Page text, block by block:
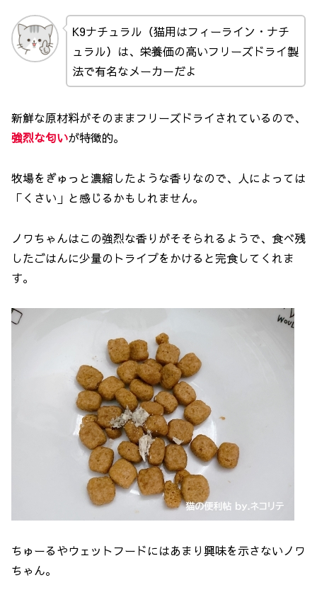
K9ナチュラル（猫用はフィーライン・ナチ
ュラル）は、栄養価の高いフリーズドライ製
法で有名なメーカーだよ
新鮮な原材料がそのままフリーズドライされているので、
強烈な匂いが特徴的。
牧場をぎゅっと濃縮したような香りなので、人によっては
「くさい」と感じるかもしれません。
ノワちゃんはこの強烈な香りがそそられるようで、食べ残
したごはんに少量のトライプをかけると完食してくれま
す。
ちゅーるやウェットフードにはあまり興味を示さないノワ
ちゃん。